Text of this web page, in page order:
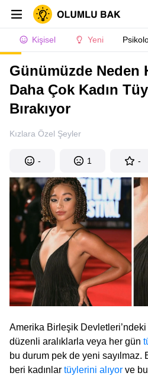
Kişisel Yeni
Günümüzde Neden
Daha Çok Kadın
Bırakıyor
Kızlara Özel Şeyler
- 1 -
Amerika Birleşik Devletleri’ndeki
düzenli aralıklarla veya her gün
bu durum pek de yeni sayılmaz.
beri kadınlar tüylerini alıyor ve